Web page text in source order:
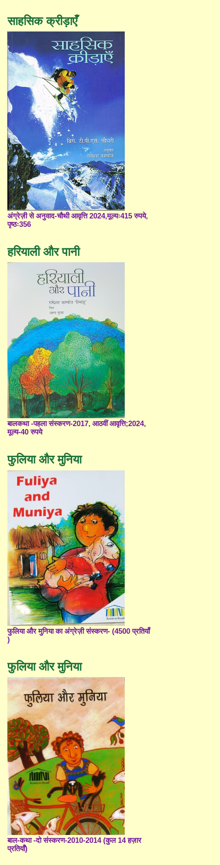
साहसिक क्रीड़ाएँ
अंग्रेज़ी से अनुवाद-चौथी आवृत्ति 2024,मूल्यः415 रुपये,
पृष्ठः356
हरियाली और पानी
बालकथा -पहला संस्करण-2017, आठवीं आवृत्ति;2024,
मूल्य-40 रुपये
फुलिया और मुनिया
फुलिया और मुनिया का अंग्रेज़ी संस्करण- (4500 प्रतियाँ
)
फुलिया और मुनिया
बाल-कथा -दो संस्करण-2010-2014 (कुल 14 हज़ार
प्रतियाँ)